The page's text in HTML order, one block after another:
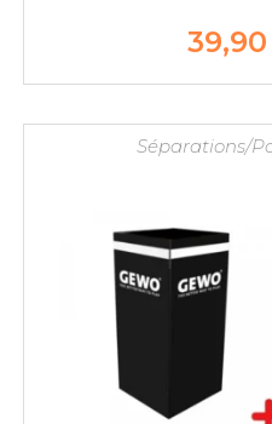
39,90
Séparations/